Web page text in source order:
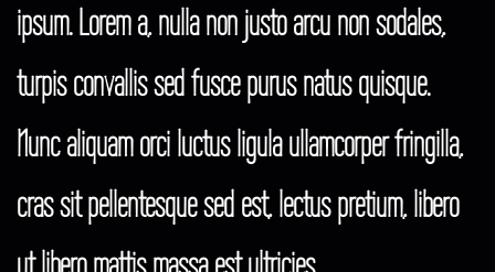
ipsum. Lorem a, nulla non justo arcu non sodales,
turpis convallis sed fusce purus natus quisque.
Nunc aliquam orci luctus ligula ullamcorper fringilla,
cras sit pellentesque sed est, lectus pretium, libero